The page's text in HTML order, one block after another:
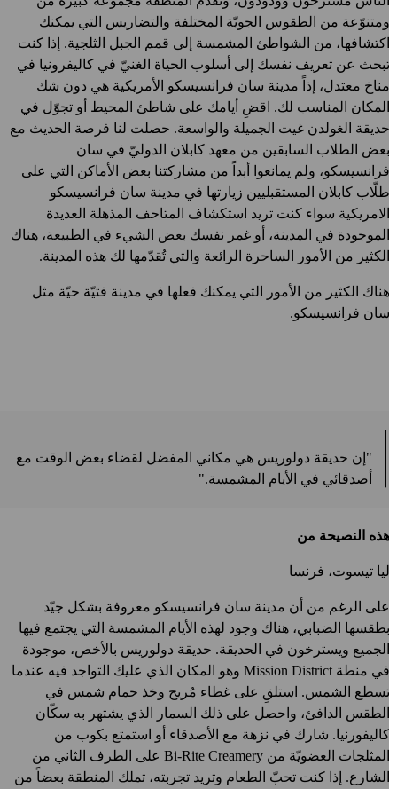
ومتنوّعة من الطقوس الجويّة المختلفة والتضاريس التي يمكنك
اكتشافها، من الشواطئ المشمسة إلى قمم الجبل الثلجية. إذا كنت
تبحث عن تعريف نفسك إلى أسلوب الحياة الغنيّ في كاليفرونيا في
مناخ معتدل، إذاً مدينة سان فرانسيسكو الأمريكية هي دون شك
المكان المناسب لك. اقضِ أيامك على شاطئ المحيط أو تجوّل في
حديقة الغولدن غيت الجميلة والواسعة. حصلت لنا فرصة الحديث مع
بعض الطلاب السابقين من معهد كابلان الدوليّ في سان
فرانسيسكو، ولم يمانعوا أبداً من مشاركتنا بعض الأماكن التي على
طلّاب كابلان المستقبليين زيارتها في مدينة سان فرانسيسكو
الامريكية سواء كنت تريد استكشاف المتاحف المذهلة العديدة
الموجودة في المدينة، أو غمر نفسك بعض الشيء في الطبيعة، هناك
الكثير من الأمور الساحرة الرائعة والتي تُقدّمها لك هذه المدينة.
هناك الكثير من الأمور التي يمكنك فعلها في مدينة فتيّة حيّة مثل
سان فرانسيسكو.
"إن حديقة دولوريس هي مكاني المفضل لقضاء بعض الوقت مع
أصدقائي في الأيام المشمسة."
هذه النصيحة من
ليا تيسوت، فرنسا
على الرغم من أن مدينة سان فرانسيسكو معروفة بشكل جيّد
بطقسها الضبابي، هناك وجود لهذه الأيام المشمسة التي يجتمع فيها
الجميع ويسترخون في الحديقة. حديقة دولوريس بالأخص، موجودة
في منطة Mission District وهو المكان الذي عليك التواجد فيه عندما
تسطع الشمس. استلقِ على غطاء مُريح وخذ حمام شمس في
الطقس الدافئ، واحصل على ذلك السمار الذي يشتهر به سكّان
كاليفورنيا. شارك في نزهة مع الأصدقاء أو استمتع بكوب من
المثلجات العضويّة منBi-Rite Creameryعلى الطرف الثاني من
الشارع. إذا كنت تحبّ الطعام وتريد تجربته، تملك المنطقة بعضاً من